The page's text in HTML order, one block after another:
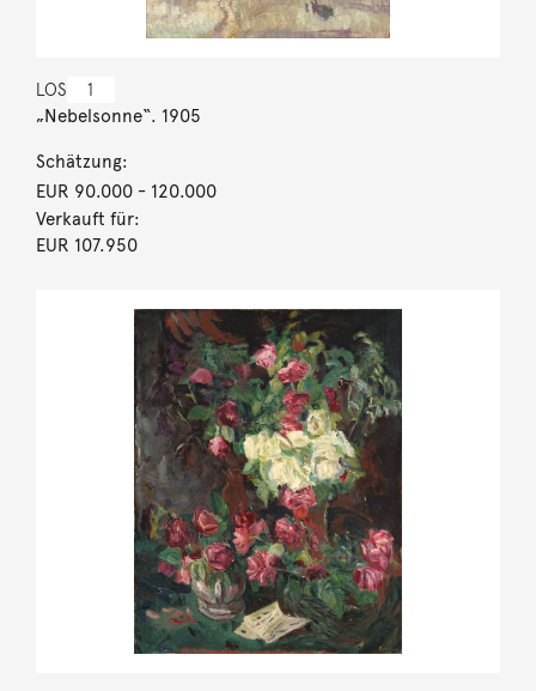
LOS 1
„Nebelsonne“. 1905
Schätzung:
EUR 90.000- 120.000
Verkauft für:
EUR 107.950